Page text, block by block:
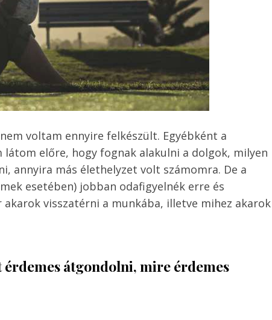
voltam ennyire felkészült. Egyébként a
előre, hogy fognak alakulni a dolgok, milyen
annyira más élethelyzet volt számomra. De a
esetében) jobban odafigyelnék erre és
visszatérni a munkába, illetve mihez akarok
érdemes átgondolni, mire érdemes